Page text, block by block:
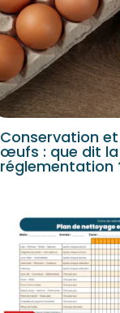
Conservation
œufs : que dit la
réglementation